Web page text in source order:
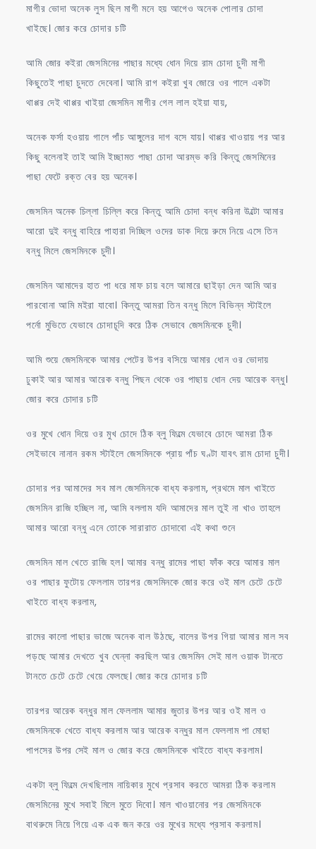
মাগীর ভোদা অনেক লুস ছিল মাগী মনে হয় আগেও অনেক পোলার চোদা
খাইছে। জোর করে চোদার চটি
আমি জোর কইরা জেসমিনের পাছার মধ্যে ধোন দিয়ে রাম চোদা চুদী মাগী
কিছুতেই পাছা চুদতে দেবেনা। আমি রাগ কইরা খুব জোরে ওর গালে একটা
থাপ্পর দেই থাপ্পর খাইয়া জেসমিন মাগীর গেল লাল হইয়া যায়,
অনেক ফর্সা হওয়ায় গালে পাঁচ আঙ্গুলের দাগ বসে যায়। থাপ্পর খাওয়ায় পর আর
কিছু বলেনাই তাই আমি ইচ্ছামত পাছা চোদা আরম্ভ করি কিন্তু জেসমিনের
পাছা ফেটে রক্ত বের হয় অনেক।
জেসমিন অনেক চিল্লা চিল্লি করে কিন্তু আমি চোদা বন্ধ করিনা উল্টো আমার
আরো দুই বন্ধু বাহিরে পাহারা দিচ্ছিল ওদের ডাক দিয়ে রুমে নিয়ে এসে তিন
বন্ধু মিলে জেসমিনকে চুদী।
জেসমিন আমাদের হাত পা ধরে মাফ চায় বলে আমারে ছাইড়া দেন আমি আর
পারবোনা আমি মইরা যাবো। কিন্তু আমরা তিন বন্ধু মিলে বিভিন্ন স্টাইলে
পর্নো মুভিতে যেভাবে চোদাচূদি করে ঠিক সেভাবে জেসমিনকে চুদী।
আমি শুয়ে জেসমিনকে আমার পেটের উপর বসিয়ে আমার ধোন ওর ভোদায়
ঢুকাই আর আমার আরেক বন্ধু পিছন থেকে ওর পাছায় ধোন দেয় আরেক বন্ধু।
জোর করে চোদার চটি
ওর মুখে ধোন দিয়ে ওর মুখ চোদে ঠিক ব্লু ফিল্মে যেভাবে চোদে আমরা ঠিক
সেইভাবে নানান রকম স্টাইলে জেসমিনকে প্রায় পাঁচ ঘণ্টা যাবৎ রাম চোদা চুদী।
চোদার পর আমাদের সব মাল জেসমিনকে বাধ্য করলাম, প্রথমে মাল খাইতে
জেসমিন রাজি হচ্ছিল না, আমি বললাম যদি আমাদের মাল তুই না খাও তাহলে
আমার আরো বন্ধু এনে তোকে সারারাত চোদাবো এই কথা শুনে
জেসমিন মাল খেতে রাজি হল। আমার বন্ধু রামের পাছা ফাঁক করে আমার মাল
ওর পাছার ফুটোয় ফেললাম তারপর জেসমিনকে জোর করে ওই মাল চেটে চেটে
খাইতে বাধ্য করলাম,
রামের কালো পাছার ভাজে অনেক বাল উঠছে, বালের উপর গিয়া আমার মাল সব
পড়ছে আমার দেখতে খুব ঘেন্না করছিল আর জেসমিন সেই মাল ওয়াক টানতে
টানতে চেটে চেটে খেয়ে ফেলছে। জোর করে চোদার চটি
তারপর আরেক বন্ধুর মাল ফেললাম আমার জুতার উপর আর ওই মাল ও
জেসমিনকে খেতে বাধ্য করলাম আর আরেক বন্ধুর মাল ফেললাম পা মোছা
পাপসের উপর সেই মাল ও জোর করে জেসমিনকে খাইতে বাধ্য করলাম।
একটা ব্লু ফিল্মে দেখছিলাম নায়িকার মুখে প্রসাব করতে আমরা ঠিক করলাম
জেসমিনের মুখে সবাই মিলে মুতে দিবো। মাল খাওয়ানোর পর জেসমিনকে
বাথরুমে নিয়ে গিয়ে এক এক জন করে ওর মুখের মধ্যে প্রসাব করলাম।